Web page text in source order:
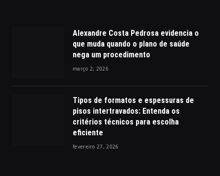
Alexandre Costa Pedrosa evidencia o
que muda quando o plano de saúde
nega um procedimento
março 2, 2026
Tipos de formatos e espessuras de
pisos intertravados: Entenda os
critérios técnicos para escolha
eficiente
fevereiro 27, 2026